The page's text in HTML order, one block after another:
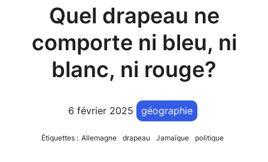
Quel drapeau ne
comporte ni bleu, ni
blanc, ni rouge?
6 février 2025 géographie
Étiquettes : Allemagne drapeau Jamaïque politique